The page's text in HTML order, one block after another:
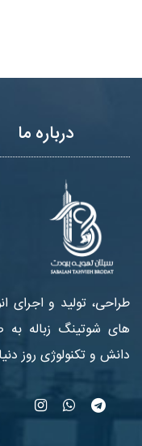
درباره ما
طراحی، تولید و اجرای
های شوتینگ زباله به
دانش و تکنولوژی روز دنیا